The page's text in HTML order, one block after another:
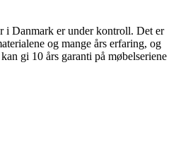
i Danmark er under kontroll. Det er
og mange års erfaring, og
gi 10 års garanti på møbelseriene